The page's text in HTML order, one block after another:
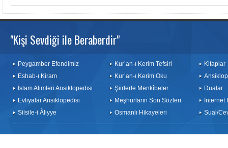
"Kişi Sevdiği ile Beraberdir"
Peygamber Efendimiz
Eshab-ı Kiram
İslam Alimleri Ansiklopedisi
Evliyalar Ansiklopedisi
Silsile-i Âliyye
Kur’an-ı Kerim Tefsiri
Kur’an-ı Kerim Oku
Şiirlerle Menkîbeler
Meşhurların Son Sözleri
Osmanlı Hikayeleri
Kitaplar
Dualar
İnternet
Sual/